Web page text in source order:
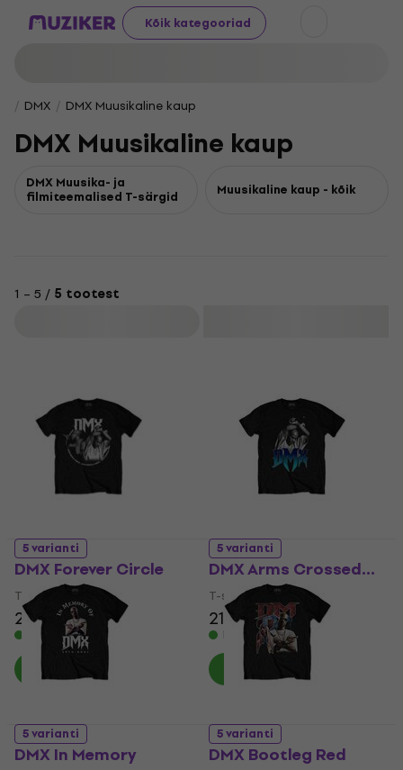
Kõik kategooriad
DMX DMX Muusikaline kaup
DMX Muusikaline kaup
DMX Muusika- ja
filmiteemalised T-särgid Muusikaline kaup - kõik
1 – 5 / 5 tootest
5 varianti
DMX Forever Circle
T-särk
21,90 €
Laos olemas
5 varianti
DMX Arms Crossed…
T-särk
21,90 €
Laos olemas
5 varianti
DMX In Memory
5 varianti
DMX Bootleg Red